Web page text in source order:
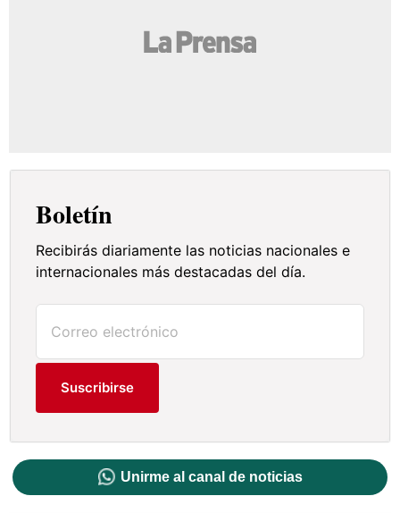
Boletín
Recibirás diariamente las noticias nacionales e
internacionales más destacadas del día.
Suscribirse
Unirme al canal de noticias